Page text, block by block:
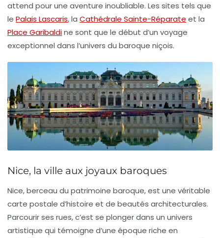
attend pour une aventure inoubliable. Les sites tels que
le Palais Lascaris, la Cathédrale Sainte-Réparate et la
Place Garibaldine sont que le début d’un voyage
exceptionnel dans l’univers du baroque niçois.
Nice, la ville aux joyaux baroques
Nice, berceau du patrimoine baroque, est une véritable
carte postale d’histoire et de beautés architecturales.
Parcourir ses rues, c’est se plonger dans un univers
artistique qui témoigne d’une époque riche en